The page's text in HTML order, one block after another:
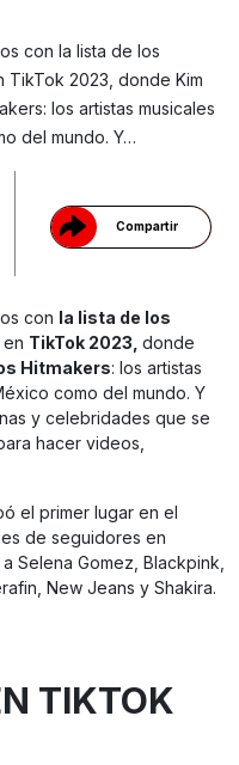
Compartir
Gracias!
con la lista de los
2023, donde Kim
los artistas musicales
del mundo. Y…
con la lista de los
en TikTok 2023, donde
Hitmakers: los artistas
como del mundo. Y
y celebridades que se
hacer videos,
el primer lugar en el
de seguidores en
Selena Gomez, Blackpink,
New Jeans y Shakira.
TIKTOK